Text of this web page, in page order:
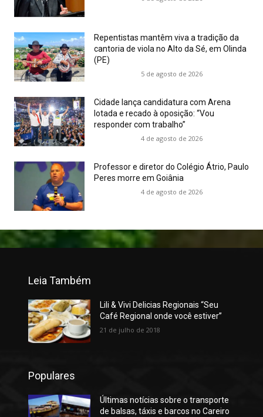
Repentistas mantêm viva a tradição da
cantoria de viola no Alto da Sé, em Olinda
(PE)
5 de agosto de 2026
Cidade lança candidatura com Arena
lotada e recado à oposição: “Vou
responder com trabalho”
4 de agosto de 2026
Professor e diretor do Colégio Átrio, Paulo
Peres morre em Goiânia
4 de agosto de 2026
Leia Também
Lili & Vivi Delicias Regionais “Seu
Café Regional onde você estiver”
21 de julho de 2018
Populares
Últimas notícias sobre o transporte
de balsas, táxis e barcos no Careiro